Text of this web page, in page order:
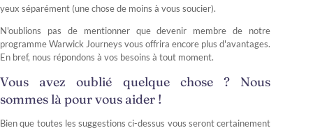
yeux séparément (une chose de moins à vous soucier).
N'oublions pas de mentionner que devenir membre de notre
programme Warwick Journeys vous offrira encore plus d'avantages.
En bref, nous répondons à vos besoins à tout moment.
Vous avez oublié quelque chose ? Nous
sommes là pour vous aider !
Bien que toutes les suggestions ci-dessus vous seront certainement